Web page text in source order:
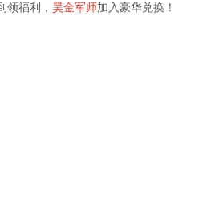
领福利， 昊金军师加入豪华兑换！